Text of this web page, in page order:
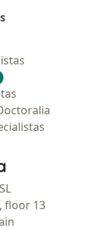
de inicio
floor 13